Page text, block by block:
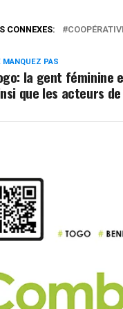
CONNEXES:
MANQUEZ PAS
la gent féminine
que les acteurs